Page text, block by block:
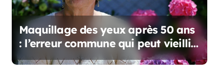
l
a
Maquillage des yeux après 50 ans
: l’erreur commune qui peut vieillir
votre regard